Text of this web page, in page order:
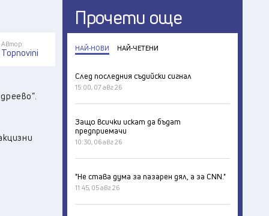
Автор:
Topnovini
Прочети още
НАЙ-НОВИ НАЙ-ЧЕТЕНИ
След последния съдийски сигнал
15:00, 07 авг 26
Защо всички искат да бъдат
предприемачи
10:30, 06 авг 26
"Не става дума за пазарен дял, а за CNN."
11:45, 05 авг 26